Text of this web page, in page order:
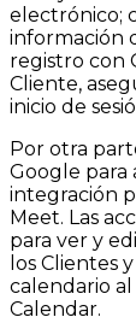
electrónico;
información
registro con
Cliente,
inicio de
Por otra
Google para
integración
Meet. Las
para ver y
los Clientes
calendario
Calendar.